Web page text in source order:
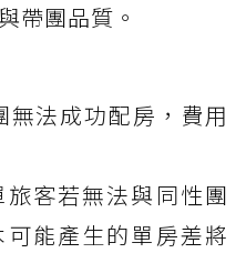
帶團品質。
無法成功配房，費用
客若無法與同性團
能產生的單房差將